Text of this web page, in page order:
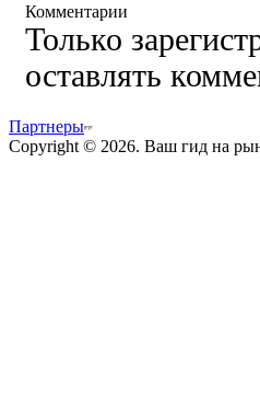
Комментарии
Только
оставлять
Партнеры
Copyright © 2026. Ваш гид на